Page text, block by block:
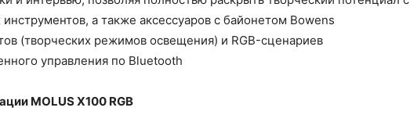
а также аксессуаров с байонетом Bowens
(творческих режимов освещения) и RGB-сценариев
управления по Bluetooth
MOLUS X100 RGB